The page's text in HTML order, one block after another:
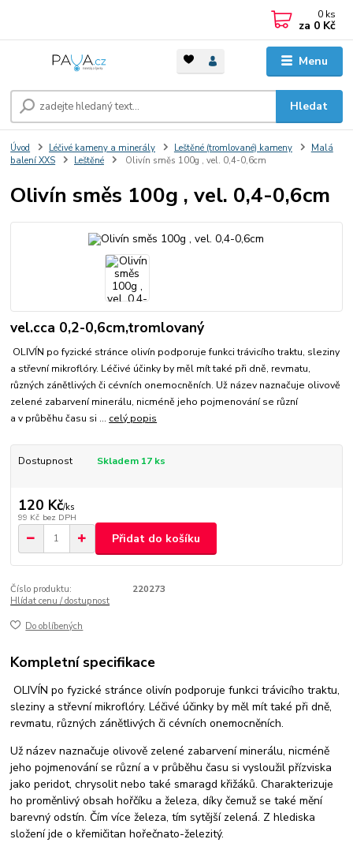
Menu
Hledat
0 ks
za 0 Kč
Úvod Léčivé kameny a minerály Leštěné (tromlované) kameny
Malá
balení XXS
Leštěné Olivín směs 100g , vel. 0,4-0,6cm
Olivín směs 100g , vel. 0,4-0,6cm
vel.cca 0,2-0,6cm,tromlovaný
OLIVÍN po fyzické stránce olivín podporuje funkci trávicího traktu, sleziny
a střevní mikroflóry. Léčivé účinky by měl mít také při dně, revmatu,
různých zánětlivých či cévních onemocněních. Už název naznačuje olivově
zelené zabarvení minerálu, nicméně jeho pojmenování se různí
a v průběhu času si ... celý popis
Dostupnost Skladem 17 ks
120 Kč/ks
99 Kč bez DPH
Přidat do košíku
Číslo produktu:
220273
Hlídat cenu / dostupnost
Do oblíbených
Kompletní specifikace
OLIVÍN po fyzické stránce olivín podporuje funkci trávicího traktu,
sleziny a střevní mikroflóry. Léčivé účinky by měl mít také při dně,
revmatu, různých zánětlivých či cévních onemocněních.
Už název naznačuje olivově zelené zabarvení minerálu, nicméně
jeho pojmenování se různí a v průběhu času si vysloužil přízviska
jako peridot, chrysolit nebo také smaragd křižáků. Charakterizuje
ho proměnlivý obsah hořčíku a železa, díky čemuž se také mění
barevný odstín. Čím více železa, tím sytější zelená. Z hlediska
složení jde o křemičitan hořečnato-železitý.